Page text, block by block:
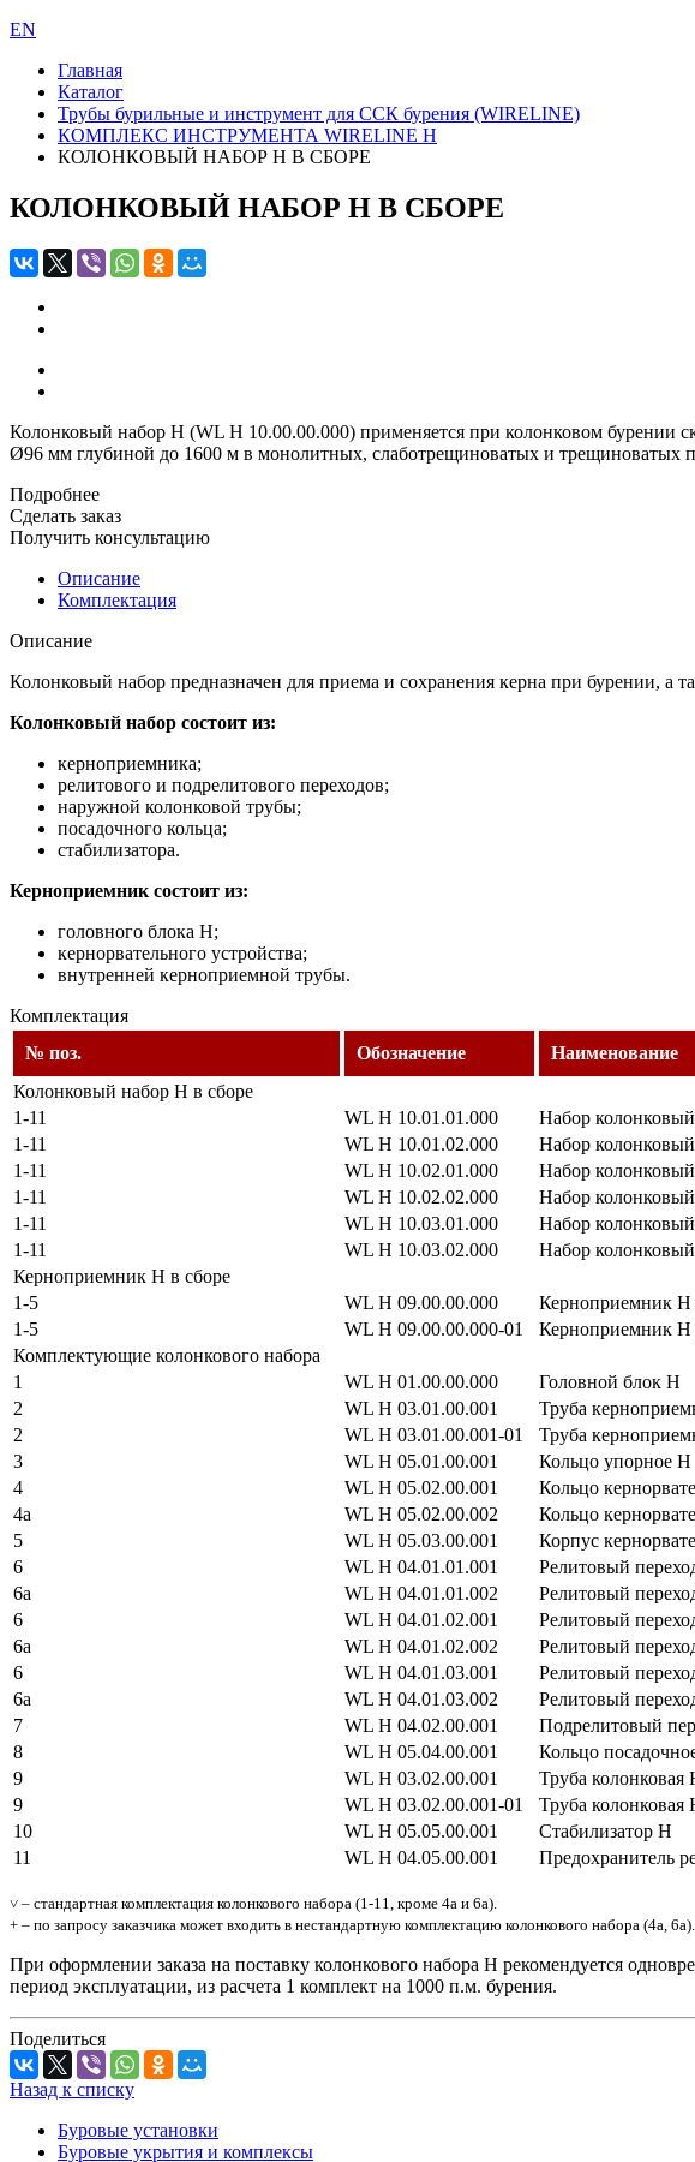
EN
Главная
Каталог
Трубы бурильные и инструмент для ССК бурения (WIRELINE)
КОМПЛЕКС ИНСТРУМЕНТА WIRELINE H
КОЛОНКОВЫЙ НАБОР H В СБОРЕ
КОЛОНКОВЫЙ НАБОР H В СБОРЕ
Колонковый набор H (WL H 10.00.00.000) применяется при колонковом
Ø96 мм глубиной до 1600 м в монолитных, слаботрещиноватых и трещиноватых
Подробнее
Сделать заказ
Получить консультацию
Описание
Комплектация
Описание
Колонковый набор предназначен для приема и сохранения керна при бурении, а
Колонковый набор состоит из:
керноприемника;
релитового и подрелитового переходов;
наружной колонковой трубы;
посадочного кольца;
стабилизатора.
Керноприемник состоит из:
головного блока H;
кернорвательного устройства;
внутренней керноприемной трубы.
Комплектация
№ поз.
Обозначение Наименование
Колонковый набор H в сборе
1-11
WL H 10.01.01.000 Набор
1-11
WL H 10.01.02.000 Набор
1-11
WL H 10.02.01.000 Набор
1-11
WL H 10.02.02.000 Набор
1-11
WL H 10.03.01.000 Набор
1-11
WL H 10.03.02.000 Набор
Керноприемник H в сборе
1-5
WL H 09.00.00.000 Керноприемник H
1-5
WL H 09.00.00.000-01 Керноприемник H
Комплектующие колонкового набора
1
WL H 01.00.00.000 Головной блок H
2
WL H 03.01.00.001 Труба
2
WL H 03.01.00.001-01 Труба
3
WL H 05.01.00.001 Кольцо упорное H
4
WL H 05.02.00.001 Кольцо
4а
WL H 05.02.00.002 Кольцо
5
WL H 05.03.00.001 Корпус
6
WL H 04.01.01.001 Релитовый
6а
WL H 04.01.01.002 Релитовый
6
WL H 04.01.02.001 Релитовый
6а
WL H 04.01.02.002 Релитовый
6
WL H 04.01.03.001 Релитовый
6а
WL H 04.01.03.002 Релитовый
7
WL H 04.02.00.001 Подрелитовый
8
WL H 05.04.00.001 Кольцо
9
WL H 03.02.00.001 Труба колонковая
9
WL H 03.02.00.001-01 Труба колонковая
10
WL H 05.05.00.001 Стабилизатор H
11
WL H 04.05.00.001 Предохранитель
˅ – стандартная комплектация колонкового набора (1-11, кроме 4а и 6а).
+ – по запросу заказчика может входить в нестандартную комплектацию колонкового набора (4а, 6а).
При оформлении заказа на поставку колонкового набора H рекомендуется
период эксплуатации, из расчета 1 комплект на 1000 п.м. бурения.
Поделиться
Назад к списку
Буровые установки
Буровые укрытия и комплексы